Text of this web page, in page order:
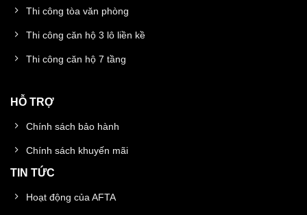
Thi công tòa văn phòng
Thi công căn hộ 3 lô liền kề
Thi công căn hộ 7 tầng
HỖ TRỢ
Chính sách bảo hành
Chính sách khuyến mãi
TIN TỨC
Hoạt động của AFTA